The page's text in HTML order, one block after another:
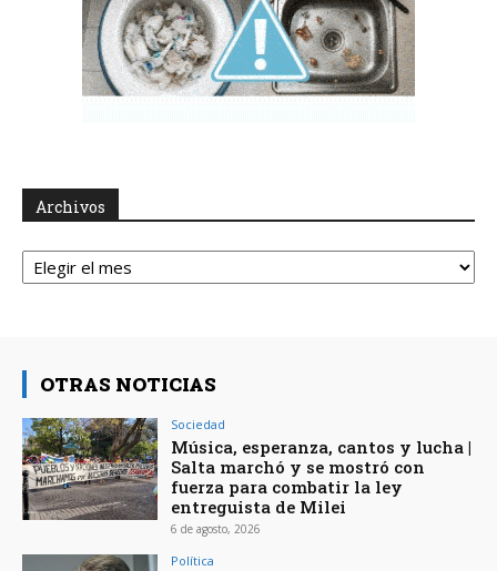
Archivos
Archivos
OTRAS NOTICIAS
Sociedad
Música, esperanza, cantos y lucha |
Salta marchó y se mostró con
fuerza para combatir la ley
entreguista de Milei
6 de agosto, 2026
Política